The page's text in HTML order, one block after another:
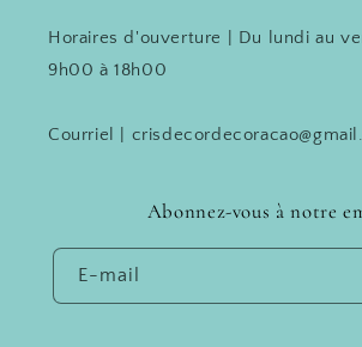
Horaires d'ouverture | Du lundi au
9h00 à 18h00
Courriel |
Abonnez-vous à notre
E-mail